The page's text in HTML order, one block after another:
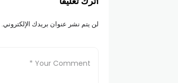
لن يتم نشر عنوان بريدك الإلكتروني.